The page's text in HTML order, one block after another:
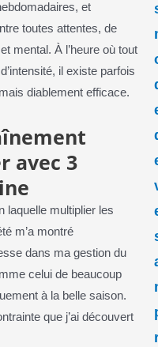
et
toutes attentes, de
mental. À l’heure où tout
il existe parfois
diablement efficace.
avec 3
laquelle multiplier les
m’a montré
dans ma gestion du
celui de beaucoup
à la belle saison.
que j’ai découvert